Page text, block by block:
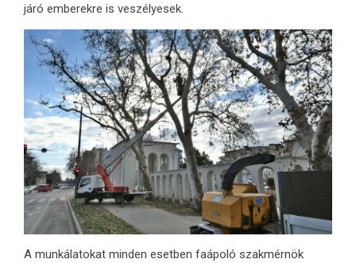
járó emberekre is veszélyesek.
A munkálatokat minden esetben faápoló szakmérnök